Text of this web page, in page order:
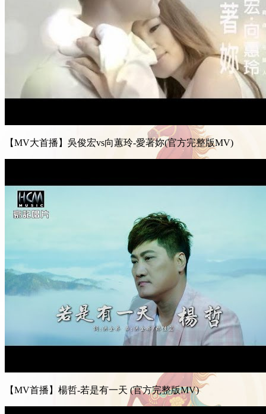
【MV大首播】吳俊宏vs向蕙玲-愛著妳(官方完整版MV)
【MV首播】楊哲-若是有一天 (官方完整版MV)